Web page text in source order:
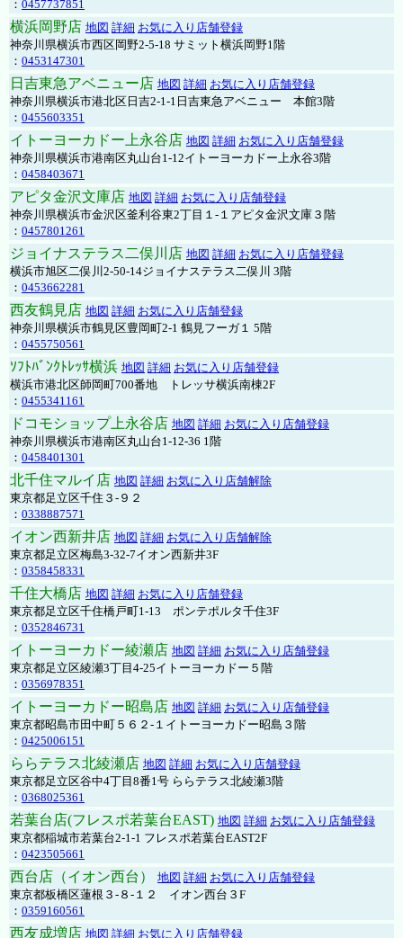
： 0457737851
横浜岡野店 地図 詳細 お気に入り店舗登録
神奈川県横浜市西区岡野2-5-18 サミット横浜岡野1階
： 0453147301
日吉東急アベニュー店 地図 詳細 お気に入り店舗登録
神奈川県横浜市港北区日吉2-1-1日吉東急アベニュー 本館3階
： 0455603351
イトーヨーカドー上永谷店 地図 詳細 お気に入り店舗登録
神奈川県横浜市港南区丸山台1-12イトーヨーカドー上永谷3階
： 0458403671
アピタ金沢文庫店 地図 詳細 お気に入り店舗登録
神奈川県横浜市金沢区釜利谷東2丁目１-１アピタ金沢文庫３階
： 0457801261
ジョイナステラス二俣川店 地図 詳細 お気に入り店舗登録
横浜市旭区二俣川2-50-14ジョイナステラス二俣川 3階
： 0453662281
西友鶴見店 地図 詳細 お気に入り店舗登録
神奈川県横浜市鶴見区豊岡町2-1 鶴見フーガ１ 5階
： 0455750561
ｿﾌﾄﾊﾞﾝｸﾄﾚｯｻ横浜 地図 詳細 お気に入り店舗登録
横浜市港北区師岡町700番地 トレッサ横浜南棟2F
： 0455341161
ドコモショップ上永谷店 地図 詳細 お気に入り店舗登録
神奈川県横浜市港南区丸山台1-12-36 1階
： 0458401301
北千住マルイ店 地図 詳細 お気に入り店舗解除
東京都足立区千住３-９２
： 0338887571
イオン西新井店 地図 詳細 お気に入り店舗解除
東京都足立区梅島3-32-7イオン西新井3F
： 0358458331
千住大橋店 地図 詳細 お気に入り店舗登録
東京都足立区千住橋戸町1-13 ポンテポルタ千住3F
： 0352846731
イトーヨーカドー綾瀬店 地図 詳細 お気に入り店舗登録
東京都足立区綾瀬3丁目4-25イトーヨーカドー５階
： 0356978351
イトーヨーカドー昭島店 地図 詳細 お気に入り店舗登録
東京都昭島市田中町５６２-１イトーヨーカドー昭島３階
： 0425006151
ららテラス北綾瀬店 地図 詳細 お気に入り店舗登録
東京都足立区谷中4丁目8番1号 ららテラス北綾瀬3階
： 0368025361
若葉台店(フレスポ若葉台EAST) 地図 詳細 お気に入り店舗登録
東京都稲城市若葉台2-1-1 フレスポ若葉台EAST2F
： 0423505661
西台店（イオン西台） 地図 詳細 お気に入り店舗登録
東京都板橋区蓮根３-８-１２ イオン西台３F
： 0359160561
西友成増店 地図 詳細 お気に入り店舗登録